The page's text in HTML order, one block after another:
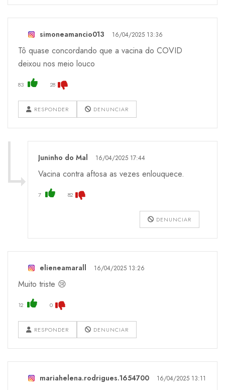
simoneamancio013 16/04/2025 13:36
Tô quase concordando que a vacina do COVID
deixou nos meio louco
83 28
RESPONDER DENUNCIAR
Juninho do Mal 16/04/2025 17:44
Vacina contra aftosa as vezes enlouquece.
7 82
DENUNCIAR
elieneamarall 16/04/2025 13:26
Muito triste 😢
12 0
RESPONDER DENUNCIAR
mariahelena.rodrigues.1654700 16/04/2025 13:11